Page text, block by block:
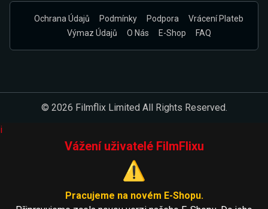
Ochrana Údajů Podmínky Podpora
Vrácení Plateb
Výmaz Údajů
O Nás E-Shop FAQ
© 2026 Filmflix Limited All Rights Reserved.
i
Vážení uživatelé FilmFlixu
⚠️
Pracujeme na novém E-Shopu.